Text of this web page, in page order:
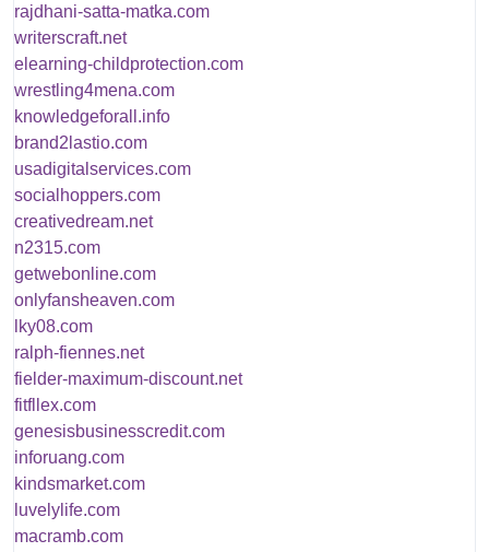
rajdhani-satta-matka.com
writerscraft.net
elearning-childprotection.com
wrestling4mena.com
knowledgeforall.info
brand2lastio.com
usadigitalservices.com
socialhoppers.com
creativedream.net
n2315.com
getwebonline.com
onlyfansheaven.com
lky08.com
ralph-fiennes.net
fielder-maximum-discount.net
fitfllex.com
genesisbusinesscredit.com
inforuang.com
kindsmarket.com
luvelylife.com
macramb.com